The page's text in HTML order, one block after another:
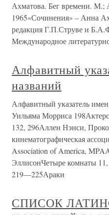
Ахматова. Бег времени. М.;
1965«Сочинения» – Анна
редакция Г.П.Струве и
Международное
Алфавитный
названий
Алфавитный указатель
Уильяма Морриса
132, 296Аллен Нэнси,
кинематографическая
Association of America,
ЭллисонЧетыре комнаты
219—225Араки
СПИСОК